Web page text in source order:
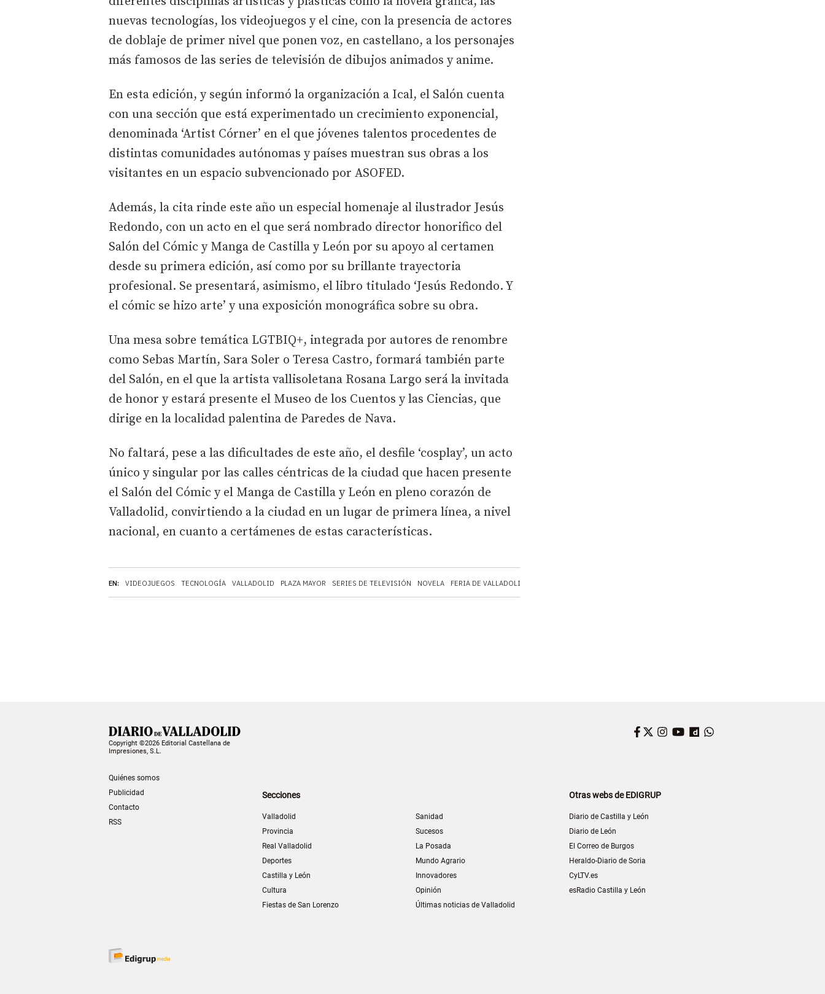
EN: VIDEOJUEGOS TECNOLOGÍA VALLADOLID PLAZA MAYOR SERIES DE TELEVISIÓN NOVELA FERIA DE VALLADOLID
nuevas tecnologías, los videojuegos y el cine, con la presencia de actores
de doblaje de primer nivel que ponen voz, en castellano, a los personajes
más famosos de las series de televisión de dibujos animados y anime.
En esta edición, y según informó la organización a Ical, el Salón cuenta
con una sección que está experimentado un crecimiento exponencial,
denominada ‘Artist Córner’ en el que jóvenes talentos procedentes de
distintas comunidades autónomas y países muestran sus obras a los
visitantes en un espacio subvencionado por ASOFED.
Además, la cita rinde este año un especial homenaje al ilustrador Jesús
Redondo, con un acto en el que será nombrado director honorifico del
Salón del Cómic y Manga de Castilla y León por su apoyo al certamen
desde su primera edición, así como por su brillante trayectoria
profesional. Se presentará, asimismo, el libro titulado ‘Jesús Redondo. Y
el cómic se hizo arte’ y una exposición monográfica sobre su obra.
Una mesa sobre temática LGTBIQ+, integrada por autores de renombre
como Sebas Martín, Sara Soler o Teresa Castro, formará también parte
del Salón, en el que la artista vallisoletana Rosana Largo será la invitada
de honor y estará presente el Museo de los Cuentos y las Ciencias, que
dirige en la localidad palentina de Paredes de Nava.
No faltará, pese a las dificultades de este año, el desfile ‘cosplay’, un acto
único y singular por las calles céntricas de la ciudad que hacen presente
el Salón del Cómic y el Manga de Castilla y León en pleno corazón de
Valladolid, convirtiendo a la ciudad en un lugar de primera línea, a nivel
nacional, en cuanto a certámenes de estas características.
Copyright ©2026 Editorial Castellana de
Impresiones, S.L.
Quiénes somos
Publicidad
Contacto
RSS
Facebook
Twitter
Instagram
YouTube
Dailymotion
Secciones
Valladolid
Provincia
Real Valladolid
Deportes
Castilla y León
Cultura
Fiestas de San Lorenzo
Sanidad
Sucesos
La Posada
Mundo Agrario
Innovadores
Opinión
Últimas noticias de Valladolid
Otras webs de EDIGRUP
Diario de Castilla y León
Diario de León
El Correo de Burgos
Heraldo-Diario de Soria
CyLTV.es
esRadio Castilla y León